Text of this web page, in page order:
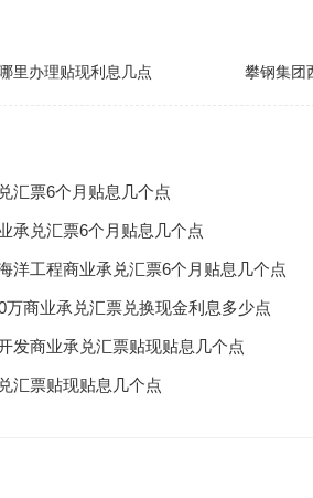
里办理贴现利息几点
攀钢集团
汇票6个月贴息几个点
承兑汇票6个月贴息几个点
洋工程商业承兑汇票6个月贴息几个点
万商业承兑汇票兑换现金利息多少点
发商业承兑汇票贴现贴息几个点
汇票贴现贴息几个点